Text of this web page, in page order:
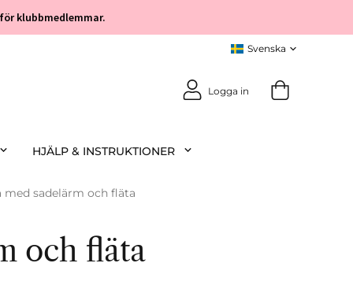
klubbmedlemmar.
Logga in
HJÄLP & INSTRUKTIONER
med sadelärm och fläta
och fläta